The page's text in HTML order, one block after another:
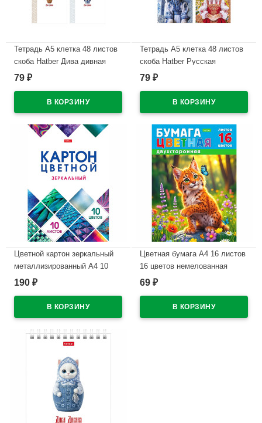
Тетрадь А5 клетка 48 листов
скоба Hatber Дива дивная
обложка мелованная бумага
79 ₽
Тетрадь А5 клетка 48 листов
скоба Hatber Русская
красавица обложка
арт.48Т5В1
79 ₽
Цветной картон зеркальный
металлизированный А4 10
листов 10 цветов
Мозаика в папке
арт.10Кц4мт_23734
В наличии
190 ₽
Цветная бумага А4 16 листов
16 цветов немелованная
двухсторонняя Hatber
арт.16Бц4_36117
69 ₽